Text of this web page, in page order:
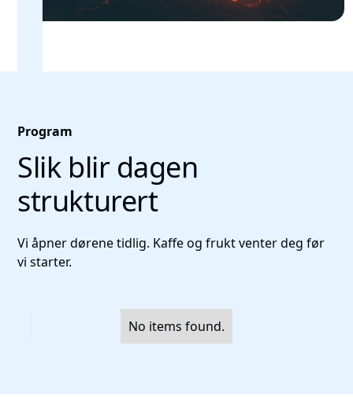
Program
Slik blir dagen
strukturert
Vi åpner dørene tidlig. Kaffe og frukt venter deg før
vi starter.
No items found.